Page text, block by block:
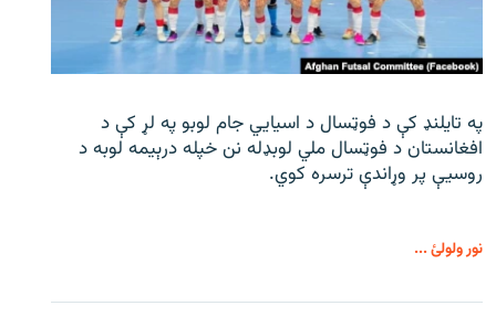
په تایلنډ کې د فوټسال د اسیایي جام لوبو په لړ کې د
افغانستان د فوټسال ملي لوبډله نن خپله درېیمه لوبه د
روسیې پر وړاندې ترسره کوي.
نور ولولئ ...